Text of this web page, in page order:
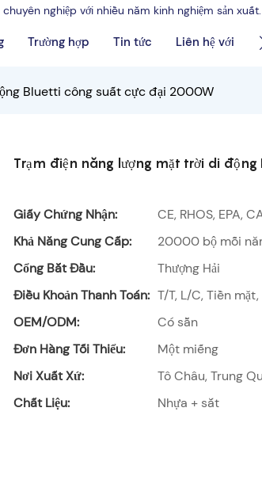
nghiệp với nhiều năm kinh nghiệm sản xuất.
Trường hợp Tin tức Liên hệ với
Bluetti công suất cực đại 2000W
Trạm điện năng lượng mặt trời di
Giấy Chứng Nhận:
CE, RHOS, EPA,
Khả Năng Cung Cấp:
20000 bộ mỗi
Cổng Bắt Đầu:
Thượng Hải
Điều Khoản Thanh Toán: T/T, L/C, Tiền
OEM/ODM:
Có sẵn
Đơn Hàng Tối Thiểu:
Một miếng
Nơi Xuất Xứ:
Tô Châu, Trung
Chất Liệu:
Nhựa + sắt